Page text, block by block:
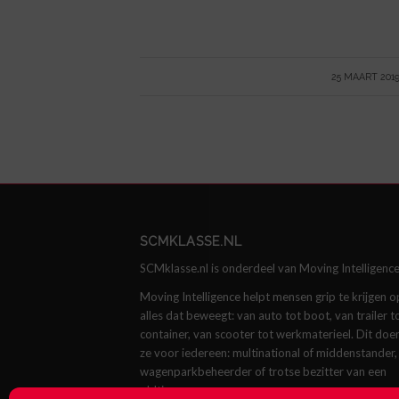
25 MAART 2019
/
SCMKLASSE.NL
SCMklasse.nl is onderdeel van Moving
Moving Intelligence helpt mensen grip te krijgen
alles dat beweegt: van auto tot boot, van trailer
container, van scooter tot werkmaterieel. Dit
ze voor iedereen: multinational of middenstander,
wagenparkbeheerder of trotse bezitter van een
oldtimer.